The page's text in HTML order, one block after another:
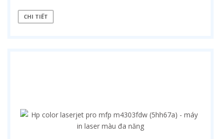
CHI TIẾT